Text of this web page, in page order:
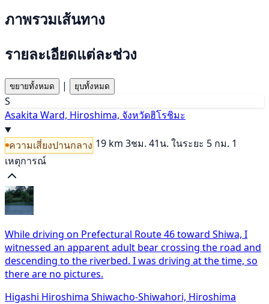
ภาพรวมเส้นทาง
รายละเอียดแต่ละช่วง
ขยายทั้งหมด | ยุบทั้งหมด
S
Asakita Ward, Hiroshima, จังหวัดฮิโรชิมะ
ความเสี่ยงปานกลาง 19 km 3ชม. 41น. ในระยะ 5 กม. 1
เหตุการณ์
While driving on Prefectural Route 46 toward Shiwa, I
witnessed an apparent adult bear crossing the road and
descending to the riverbed. I was driving at the time, so
there are no pictures.
Higashi Hiroshima Shiwacho-Shiwahori, Hiroshima